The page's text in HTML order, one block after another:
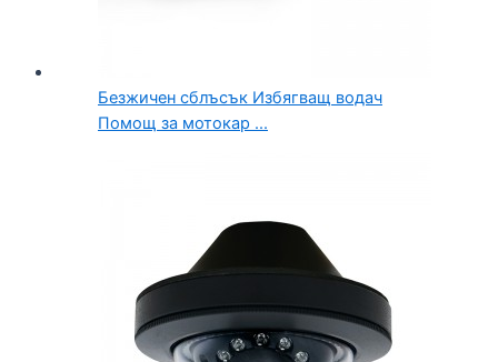
Безжичен сблъсък Избягващ водач
Помощ за мотокар ...